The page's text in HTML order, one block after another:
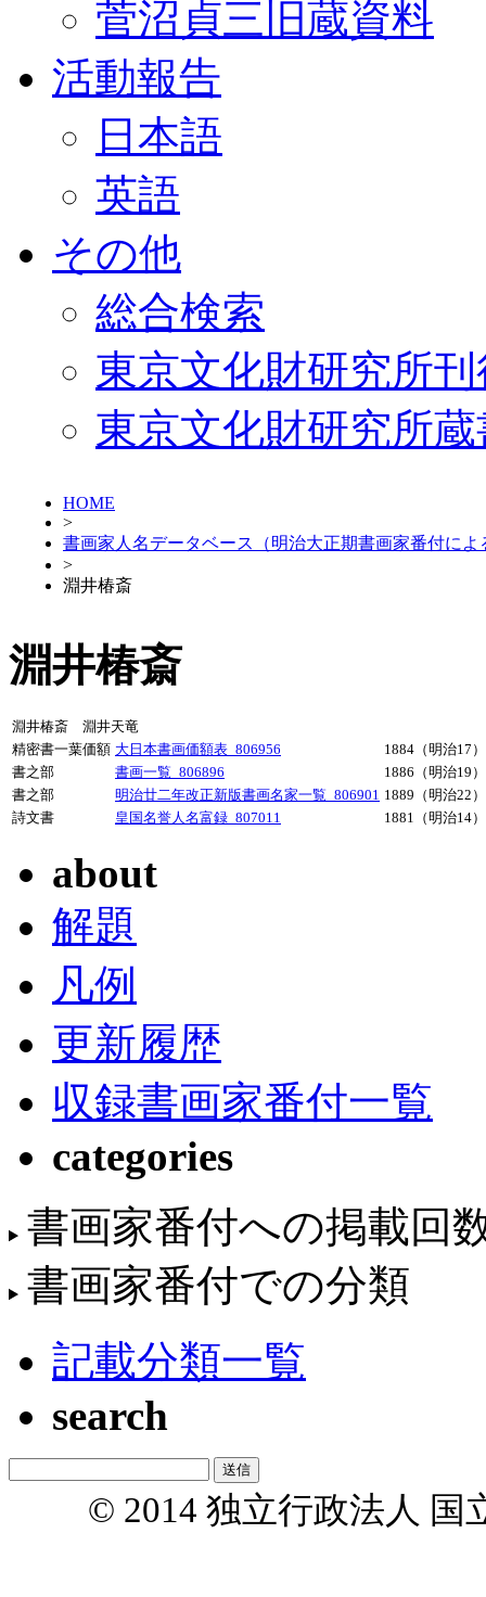
菅沼貞三旧蔵資料
活動報告
日本語
英語
その他
総合検索
東京文化財研究所
東京文化財研究所
HOME
>
書画家人名データベース（明治大正期書画家番付によ
>
淵井椿斎
淵井椿斎
淵井椿斎 淵井天竜
精密書一葉価額 大日本書画価額表_806956
1884（明治17）
書之部
書画一覧_806896
1886（明治19）
書之部
明治廿二年改正新版書画名家一覧_806901 1889（明治22）
詩文書
皇国名誉人名富録_807011 1881（明治14）
about
解題
凡例
更新履歴
収録書画家番付一覧
categories
書画家番付への掲載回
書画家番付での分類
記載分類一覧
search
© 2014 独立行政法人 国